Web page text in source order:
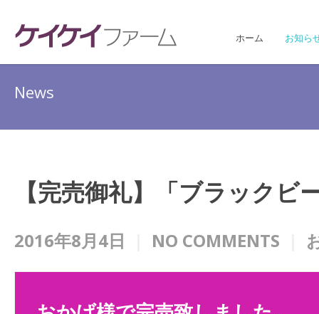
ホーム お知ら
News
【完売御礼】「ブラック
2016年8月4日 NO COMMENTS